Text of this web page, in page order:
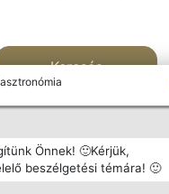
Önnek! 🙂Kérjük,
beszélgetési témára! 🙂
Keresés